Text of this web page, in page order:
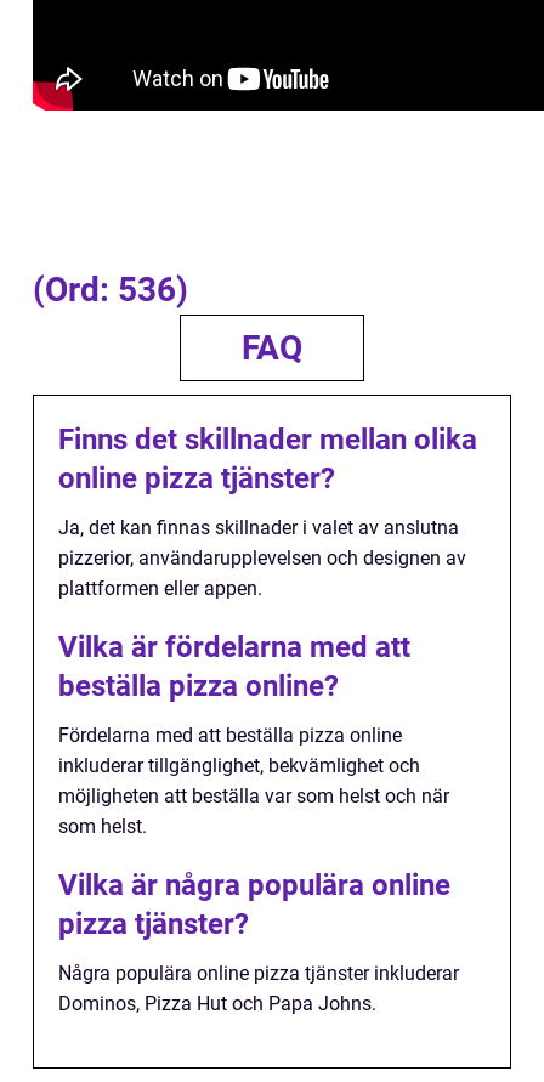
(Ord: 536)
FAQ
Finns det skillnader mellan olika
online pizza tjänster?
Ja, det kan finnas skillnader i valet av anslutna
pizzerior, användarupplevelsen och designen av
plattformen eller appen.
Vilka är fördelarna med att
beställa pizza online?
Fördelarna med att beställa pizza online
inkluderar tillgänglighet, bekvämlighet och
möjligheten att beställa var som helst och när
som helst.
Vilka är några populära online
pizza tjänster?
Några populära online pizza tjänster inkluderar
Dominos, Pizza Hut och Papa Johns.